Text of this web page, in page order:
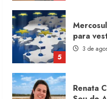
5
para
3 de
Renata